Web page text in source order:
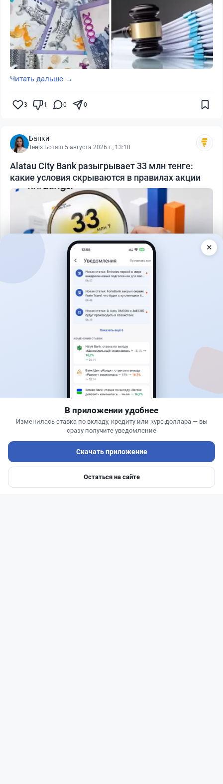
Читать дальше →
3 1 0 0
Банки
Теңіз Боташ·5 августа 2026 г., 13:10
Alatau City Bank разыгрывает 33 млн тенге:
какие условия скрываются в правилах акции
28
4 августа 2026 г., 20:30
Как сохранить экран Kaspi.kz, если приложение
запрещает скриншоты
Самый выгодный курс валют
Ипотеки Авто
✕
В приложении удобнее
Изменилась ставка по вкладу, кредиту или курс доллара — вы
сразу получите уведомление
Скачать приложение
Остаться на сайте